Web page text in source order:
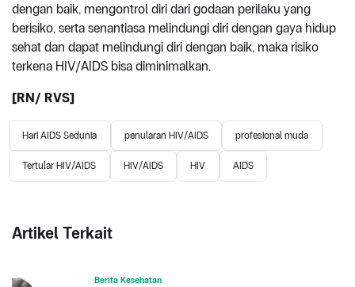
dengan baik, mengontrol diri dari godaan perilaku yang
berisiko, serta senantiasa melindungi diri dengan gaya hidup
sehat dan dapat melindungi diri dengan baik, maka risiko
terkena HIV/AIDS bisa diminimalkan.
[RN/ RVS]
Hari AIDS Sedunia penularan HIV/AIDS profesional muda
Tertular HIV/AIDS HIV/AIDS HIV AIDS
Artikel Terkait
Berita Kesehatan